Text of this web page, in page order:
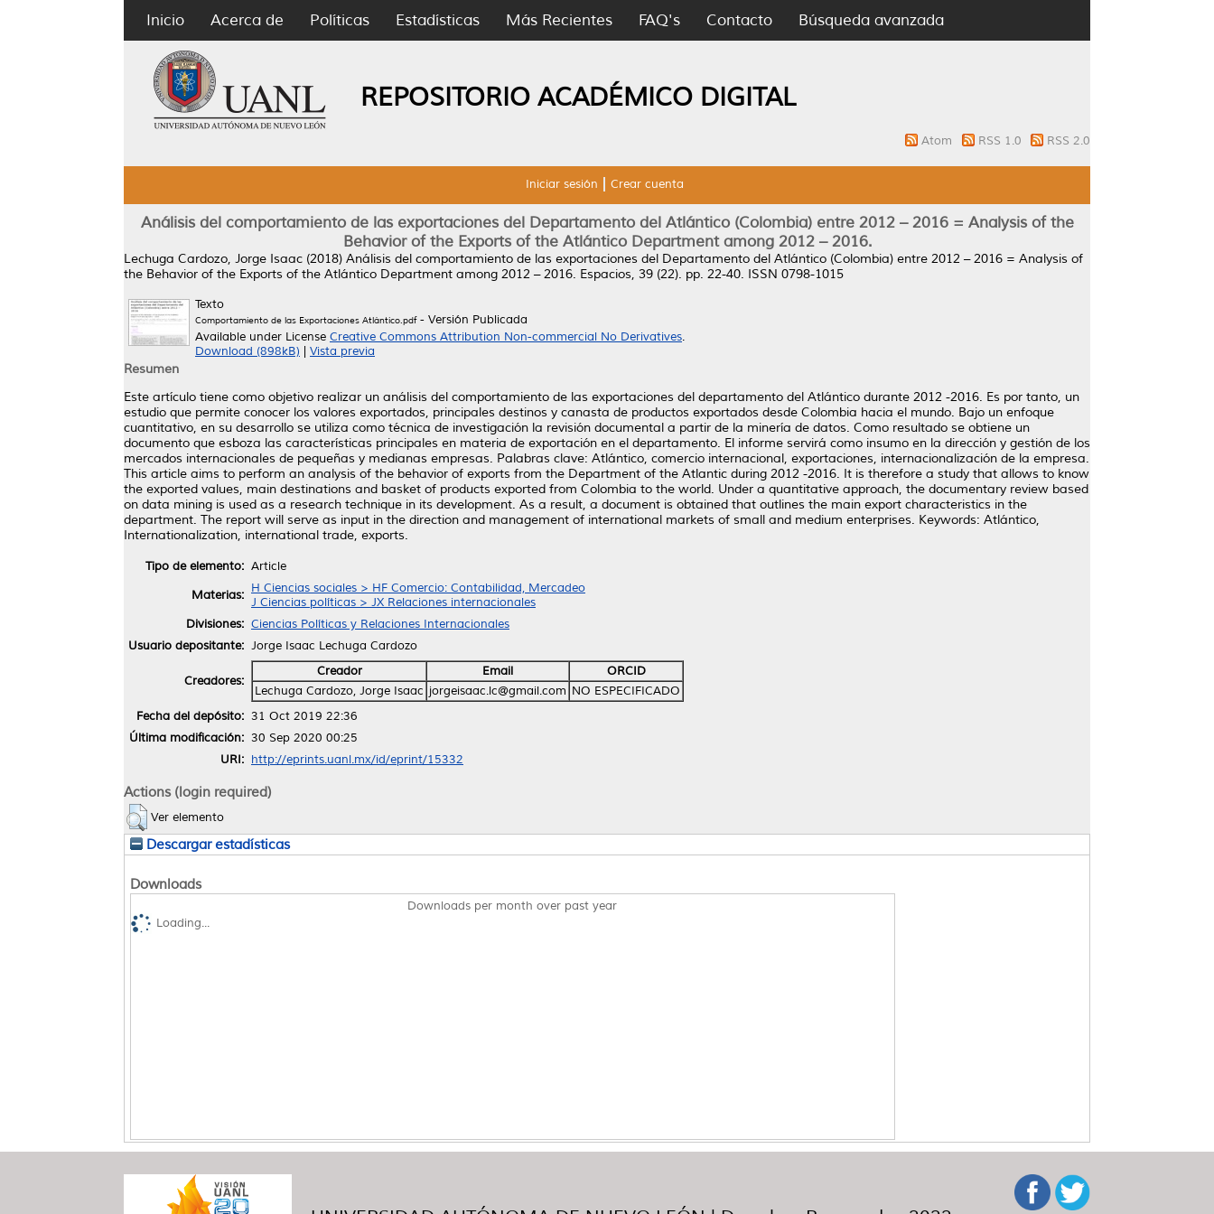
Inicio Acerca de Políticas Estadísticas Más Recientes FAQ's Contacto Búsqueda avanzada
REPOSITORIO ACADÉMICO DIGITAL
Atom RSS 1.0 RSS 2.0
Iniciar sesión Crear cuenta
Análisis del comportamiento de las exportaciones del Departamento del Atlántico (Colombia) entre 2012 – 2016 = Analysis of the
Behavior of the Exports of the Atlántico Department among 2012 – 2016.
Lechuga Cardozo, Jorge Isaac (2018) Análisis del comportamiento de las exportaciones del Departamento del Atlántico (Colombia) entre 2012 – 2016 = Analysis of
the Behavior of the Exports of the Atlántico Department among 2012 – 2016. Espacios, 39 (22). pp. 22-40. ISSN 0798-1015
Texto
Comportamiento de las Exportaciones Atlántico.pdf- Versión Publicada
Available under License Creative Commons Attribution Non-commercial No Derivatives.
Download (898kB)
Vista previa
Resumen
Este artículo tiene como objetivo realizar un análisis del comportamiento de las exportaciones del departamento del Atlántico durante 2012 -2016. Es por tanto, un
estudio que permite conocer los valores exportados, principales destinos y canasta de productos exportados desde Colombia hacia el mundo. Bajo un enfoque
cuantitativo, en su desarrollo se utiliza como técnica de investigación la revisión documental a partir de la minería de datos. Como resultado se obtiene un
documento que esboza las características principales en materia de exportación en el departamento. El informe servirá como insumo en la dirección y gestión de los
mercados internacionales de pequeñas y medianas empresas. Palabras clave: Atlántico, comercio internacional, exportaciones, internacionalización de la empresa.
This article aims to perform an analysis of the behavior of exports from the Department of the Atlantic during 2012 -2016. It is therefore a study that allows to know
the exported values, main destinations and basket of products exported from Colombia to the world. Under a quantitative approach, the documentary review based
on data mining is used as a research technique in its development. As a result, a document is obtained that outlines the main export characteristics in the
department. The report will serve as input in the direction and management of international markets of small and medium enterprises. Keywords: Atlántico,
Internationalization, international trade, exports.
Tipo de elemento: Article
Materias: H Ciencias sociales > HF Comercio: Contabilidad, Mercadeo
J Ciencias políticas > JX Relaciones internacionales
Divisiones: Ciencias Políticas y Relaciones Internacionales
Usuario depositante: Jorge Isaac Lechuga Cardozo
Creadores:
Creador Email
ORCID
Lechuga Cardozo, Jorge Isaac jorgeisaac.lc@gmail.com NO ESPECIFICADO
Fecha del depósito: 31 Oct 2019 22:36
Última modificación: 30 Sep 2020 00:25
URI: http://eprints.uanl.mx/id/eprint/15332
Actions (login required)
Ver elemento
Descargar estadísticas
Downloads
Downloads per month over past year
Loading...